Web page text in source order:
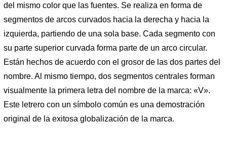
del mismo color que las fuentes. Se realiza en forma de
segmentos de arcos curvados hacia la derecha y hacia la
izquierda, partiendo de una sola base. Cada segmento con
su parte superior curvada forma parte de un arco circular.
Están hechos de acuerdo con el grosor de las dos partes del
nombre. Al mismo tiempo, dos segmentos centrales forman
visualmente la primera letra del nombre de la marca: «V».
Este letrero con un símbolo común es una demostración
original de la exitosa globalización de la marca.